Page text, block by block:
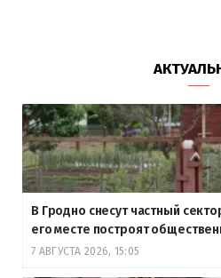
В Гродно снесут частный
его месте построят
7 АВГУСТА 2026, 15:05